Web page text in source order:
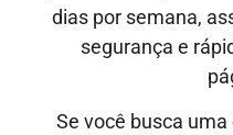
dias por semana,
segurança e
Se você busca